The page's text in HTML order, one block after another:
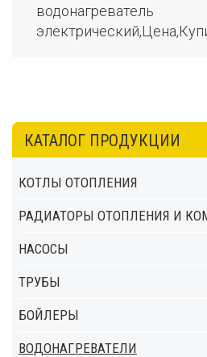
водонагреватель
КАТАЛОГ ПРОДУКЦИИ
КОТЛЫ ОТОПЛЕНИЯ
РАДИАТОРЫ ОТОПЛЕНИЯ И
НАСОСЫ
ТРУБЫ
БОЙЛЕРЫ
ВОДОНАГРЕВАТЕЛИ